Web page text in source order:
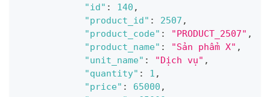
"id" : 140 ,
"product_id" : 2507 ,
"product_code" : "PRODUCT_2507" ,
"product_name" : "Sản phẩm X" ,
"unit_name" : "Dịch vụ" ,
"quantity" : 1 ,
"price" : 65000 ,